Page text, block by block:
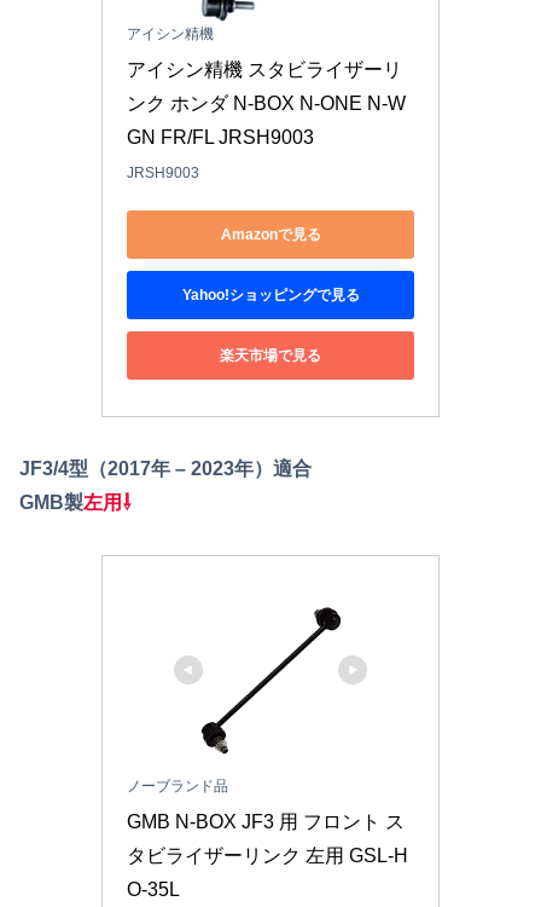
アイシン精機
アイシン精機 スタビライザーリ
ンク ホンダ N-BOX N-ONE N-W
GN FR/FL JRSH9003
JRSH9003
Amazonで見る
Yahoo!ショッピングで見る
楽天市場で見る
JF3/4型（2017年 – 2023年）適合
GMB製左用 ⇩
ノーブランド品
GMB N-BOX JF3 用 フロント ス
タビライザーリンク 左用 GSL-H
O-35L